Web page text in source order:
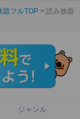
題フルTOP
読み放題
ジャンル